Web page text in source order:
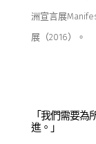
洲宣言展
展（2016）。
「我們需要為
進。 」